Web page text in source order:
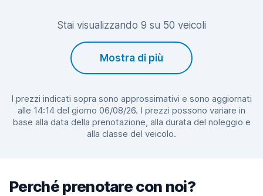
Stai visualizzando 9 su 50 veicoli
Mostra di più
I prezzi indicati sopra sono approssimativi e sono aggiornati
alle 14:14 del giorno 06/08/26. I prezzi possono variare in
base alla data della prenotazione, alla durata del noleggio e
alla classe del veicolo.
Perché prenotare con noi?